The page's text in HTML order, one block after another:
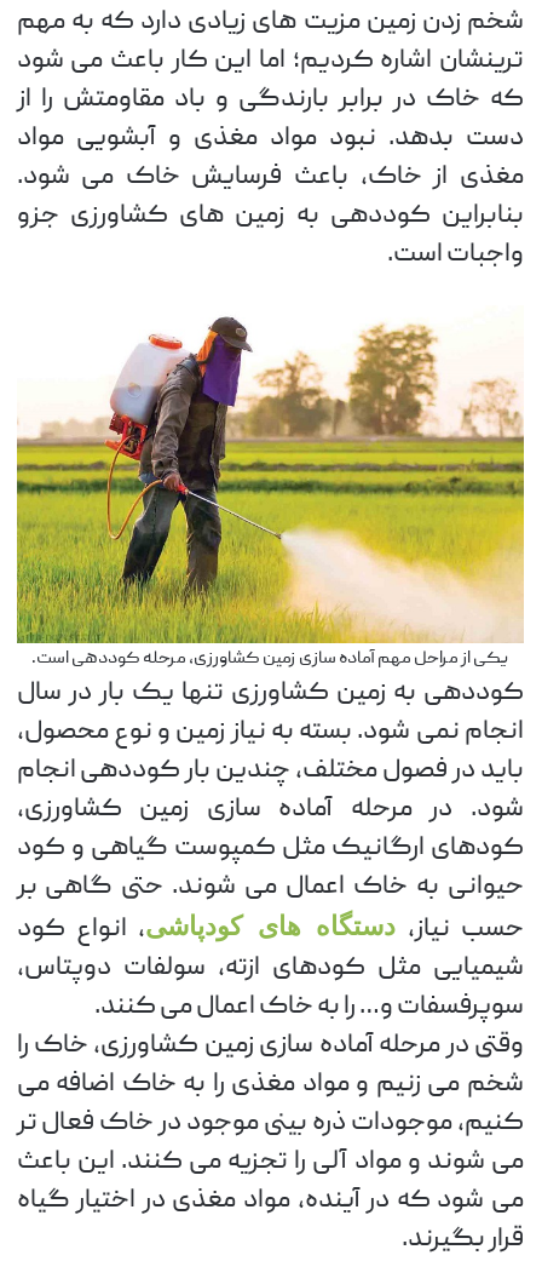
شخم زدن زمین مزیت های زیادی دارد که به مهم
ترینشان اشاره کردیم؛ اما این کار باعث می شود
که خاک در برابر بارندگی و باد مقاومتش را از
دست بدهد. نبود مواد مغذی و آبشویی مواد
مغذی از خاک، باعث فرسایش خاک می شود.
بنابراین کوددهی به زمین های کشاورزی جزو
واجبات است.
یکی از مراحل مهم آماده سازی زمین کشاورزی، مرحله کوددهی است.
کوددهی به زمین کشاورزی تنها یک بار در سال
انجام نمی شود. بسته به نیاز زمین و نوع محصول،
باید در فصول مختلف، چندین بار کوددهی انجام
شود. در مرحله آماده سازی زمین کشاورزی،
کودهای ارگانیک مثل کمپوست گیاهی و کود
حیوانی به خاک اعمال می شوند. حتی گاهی بر
حسب نیاز، دستگاه های کودپاشی، انواع کود
شیمیایی مثل کودهای ازته، سولفات دوپتاس،
سوپرفسفات و… را به خاک اعمال می کنند.
وقتی در مرحله آماده سازی زمین کشاورزی، خاک را
شخم می زنیم و مواد مغذی را به خاک اضافه می
کنیم، موجودات ذره بینی موجود در خاک فعال تر
می شوند و مواد آلی را تجزیه می کنند. این باعث
می شود که در آینده، مواد مغذی در اختیار گیاه
قرار بگیرند.